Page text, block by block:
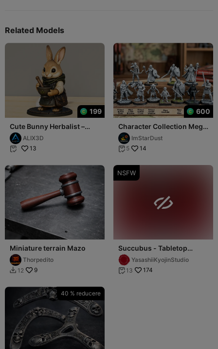
Related Models
199
Cute Bunny Herbalist –
Fantasy Miniature STL
ALIX3D
 13
600
Character Collection Mega
Pack – Fantasy D&D
Miniature Set
ImStarDust
 5 14
Miniature terrain Mazo
Thorpedito
 12 9
NSFW

Succubus - Tabletop
Miniature (Pre-Supported)
YasashiiKyojinStudio
 13 174
40 % reducere